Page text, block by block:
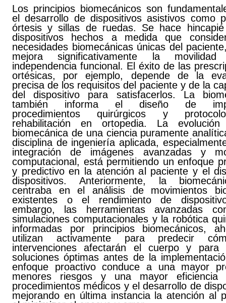
Los principios biomecánicos son
el desarrollo de dispositivos asistivos como
órtesis y sillas de ruedas. Se hace
dispositivos hechos a medida que
necesidades biomecánicas únicas del
mejora significativamente la
independencia funcional. El éxito de las
ortésicas, por ejemplo, depende de la
precisa de los requisitos del paciente y de la
del dispositivo para satisfacerlos. La
también informa el diseño de
procedimientos quirúrgicos y
rehabilitación en ortopedia. La
biomecánica de una ciencia puramente
disciplina de ingeniería aplicada,
integración de imágenes avanzadas y
computacional, está permitiendo un enfoque
y predictivo en la atención al paciente y el
dispositivos. Anteriormente, la
centraba en el análisis de movimientos
existentes o el rendimiento de
embargo, las herramientas avanzadas
simulaciones computacionales y la robótica
informadas por principios biomecánicos,
utilizan activamente para predecir
intervenciones afectarán el cuerpo y para
soluciones óptimas antes de la
enfoque proactivo conduce a una mayor
menores riesgos y una mayor
procedimientos médicos y el desarrollo de
mejorando en última instancia la atención al